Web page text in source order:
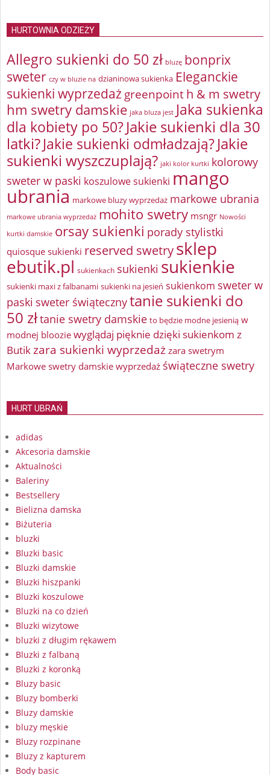
HURTOWNIA ODZIEŻY
Allegro sukienki do 50 zł bluzę bonprix
sweter czy w bluzie na dzianinowa sukienka Eleganckie
sukienki wyprzedaż greenpointh & m swetry
hm swetry damskie jaka bluza jest Jaka sukienka
dla kobiety po 50?Jakie sukienki dla 30
latki?Jakie sukienki odmładzają?Jakie
sukienki wyszczuplają? jaki kolor kurtki kolorowy
sweter w paski koszulowe sukienki mango
ubrania markowe bluzy wyprzedaż markowe ubrania
markowe ubrania wyprzedaż mohito swetry msngr Nowości
kurtki damskie orsay sukienki porady stylistki
quiosque sukienki reserved swetrysklep
ebutik.pl sukienkach sukienki sukienkie
sukienki maxi z falbanami sukienki na jesień sukienkom sweter w
paski sweter świątecznytanie sukienki do
50 złtanie swetry damskie to będzie modne jesienią w
modnej bloozie wyglądaj pięknie dzięki sukienkom z
Butikzara sukienki wyprzedażzara swetrym
Markowe swetry damskie wyprzedaż świąteczne swetry
HURT UBRAŃ
adidas
Akcesoria damskie
Aktualności
Baleriny
Bestsellery
Bielizna damska
Biżuteria
bluzki
Bluzki basic
Bluzki damskie
Bluzki hiszpanki
Bluzki koszulowe
Bluzki na co dzień
Bluzki wizytowe
bluzki z długim rękawem
Bluzki z falbaną
Bluzki z koronką
Bluzy basic
Bluzy bomberki
Bluzy damskie
bluzy męskie
Bluzy rozpinane
Bluzy z kapturem
Body basic